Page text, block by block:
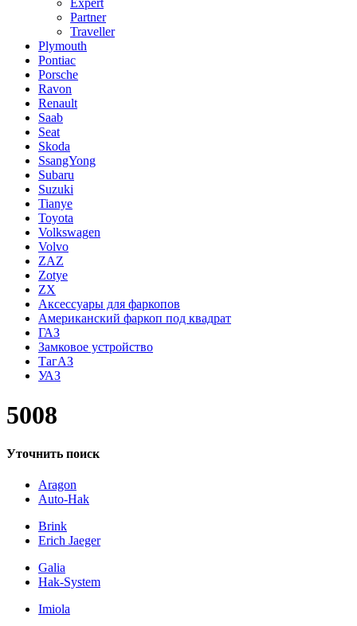
Expert
Partner
Traveller
Plymouth
Pontiac
Porsche
Ravon
Renault
Saab
Seat
Skoda
SsangYong
Subaru
Suzuki
Tianye
Toyota
Volkswagen
Volvo
ZAZ
Zotye
ZX
Аксессуары для фаркопов
Американский фаркоп под квадрат
ГАЗ
Замковое устройство
ТагАЗ
УАЗ
5008
Уточнить поиск
Aragon
Auto-Hak
Brink
Erich Jaeger
Galia
Hak-System
Imiola